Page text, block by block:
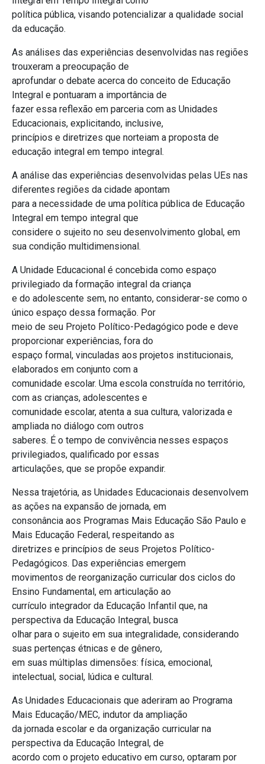
política pública, visando potencializar a qualidade social
da educação.
As análises das experiências desenvolvidas nas regiões
trouxeram a preocupação de
aprofundar o debate acerca do conceito de Educação
Integral e pontuaram a importância de
fazer essa reflexão em parceria com as Unidades
Educacionais, explicitando, inclusive,
princípios e diretrizes que norteiam a proposta de
educação integral em tempo integral.
A análise das experiências desenvolvidas pelas UEs nas
diferentes regiões da cidade apontam
para a necessidade de uma política pública de Educação
Integral em tempo integral que
considere o sujeito no seu desenvolvimento global, em
sua condição multidimensional.
A Unidade Educacional é concebida como espaço
privilegiado da formação integral da criança
e do adolescente sem, no entanto, considerar-se como o
único espaço dessa formação. Por
meio de seu Projeto Político-Pedagógico pode e deve
proporcionar experiências, fora do
espaço formal, vinculadas aos projetos institucionais,
elaborados em conjunto com a
comunidade escolar. Uma escola construída no território,
com as crianças, adolescentes e
comunidade escolar, atenta a sua cultura, valorizada e
ampliada no diálogo com outros
saberes. É o tempo de convivência nesses espaços
privilegiados, qualificado por essas
articulações, que se propõe expandir.
Nessa trajetória, as Unidades Educacionais desenvolvem
as ações na expansão de jornada, em
consonância aos Programas Mais Educação São Paulo e
Mais Educação Federal, respeitando as
diretrizes e princípios de seus Projetos Político-
Pedagógicos. Das experiências emergem
movimentos de reorganização curricular dos ciclos do
Ensino Fundamental, em articulação ao
currículo integrador da Educação Infantil que, na
perspectiva da Educação Integral, busca
olhar para o sujeito em sua integralidade, considerando
suas pertenças étnicas e de gênero,
em suas múltiplas dimensões: física, emocional,
intelectual, social, lúdica e cultural.
As Unidades Educacionais que aderiram ao Programa
Mais Educação/MEC, indutor da ampliação
da jornada escolar e da organização curricular na
perspectiva da Educação Integral, de
acordo com o projeto educativo em curso, optaram por